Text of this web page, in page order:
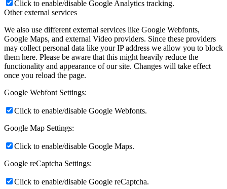
Click to enable/disable Google Analytics tracking.
Other external services
We also use different external services like Google Webfonts,
Google Maps, and external Video providers. Since these providers
may collect personal data like your IP address we allow you to block
them here. Please be aware that this might heavily reduce the
functionality and appearance of our site. Changes will take effect
once you reload the page.
Google Webfont Settings:
Click to enable/disable Google Webfonts.
Google Map Settings:
Click to enable/disable Google Maps.
Google reCaptcha Settings:
Click to enable/disable Google reCaptcha.